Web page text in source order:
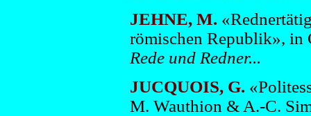
JEHNE, M.
römischen Republik», in
Rede und Redner...
JUCQUOIS, G.
M. Wauthion & A.-C.